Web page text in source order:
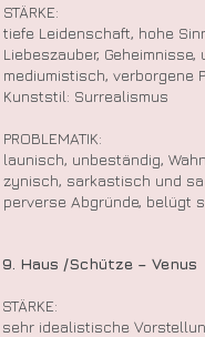
STÄRKE:
tiefe Leidenschaft, hohe
Liebeszauber,
mediumistisch,
Kunststil: Surrealismus
PROBLEMATIK:
launisch, unbeständig,
zynisch, sarkastisch und
perverse Abgründe, belügt
9. Haus /Schütze –
STÄRKE:
sehr idealistische